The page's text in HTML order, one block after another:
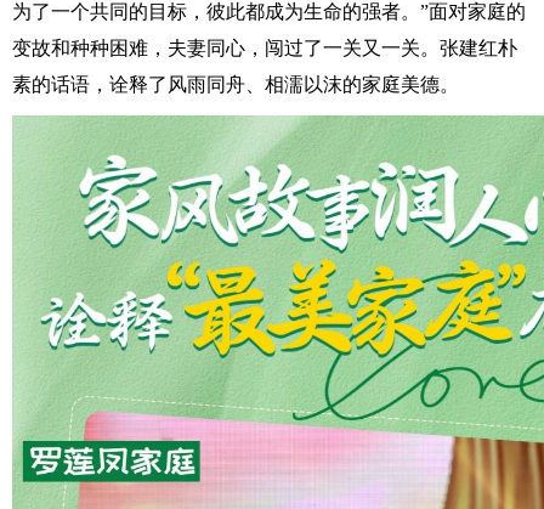
为了一个共同的目标，彼此都成为生命的强者。”面对家庭的
变故和种种困难，夫妻同心，闯过了一关又一关。张建红朴
素的话语，诠释了风雨同舟、相濡以沫的家庭美德。